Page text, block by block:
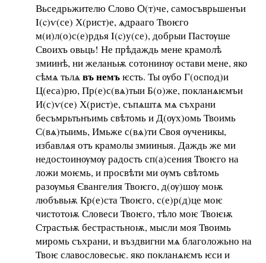
Вьседрьжителю Слово Ѻ(т)че, самосъврьшенъи
Ι(c)ѵ(се) Х(рист)е, ѧдрааго Твоѥго
м(и)л(о)с(е)рдья I(c)у(се), добрыи Пастѹше
Своихъ овьць! Не прѣдаждь мене крамолѣ
змиинѣ, ни желаньѭ сотонинѹ остави мене, яко
сѣмѧ тьлѧ въ немъѥсть. Ты ѹбо Г(оспод)и
Ц(еса)рю, Пр(е)с(вѧ)тыи Б(о)же, покланѧѥмъи
И(с)ѵ(се) Х(рист)е, съпѧштѧ мѧ съхрани
бесъмрьтьнъимь свѣтомь и Д(ѹх)омь Твоимь
С(вѧ)тыимь, Имьже с(вѧ)ти Своя ѹченикы,
избавлѧя отъ крамолы змииныя. Даждь же ми
недостоинѹмѹ радость сп(а)сения Твоѥго на
ложи моѥмь, и просвѣти ми ѹмъ свѣтомь
разѹмья Євангелия Твоѥго, д(ѹ)шѹ моѭ
любъвьѭ Кр(е)ста Твоѥго, с(е)р(д)це моѥ
чистотоѭ Словеси Твоѥго, тѣло моѥ Твоѥѭ
Страстьѭ бестрастьноѭ, мысли моя Твоимь
миромь съхрани, и въздвигни мѧ благоложьно на
Твоѥ славословесьѥ. яко покланѧѥмъ ѥси и